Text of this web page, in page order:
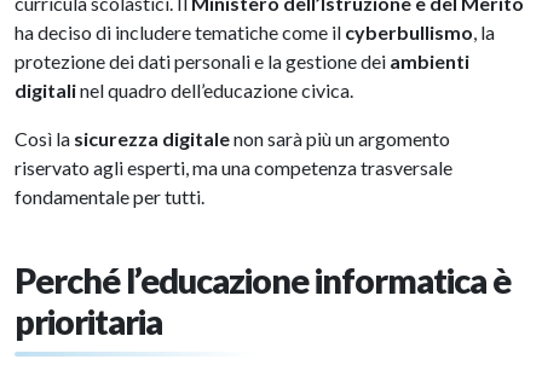
ha deciso di includere tematiche come il cyberbullismo , la
protezione dei dati personali e la gestione dei ambienti
digitalinel quadro dell’educazione civica.
Così la sicurezza digitalenon sarà più un argomento
riservato agli esperti, ma una competenza trasversale
fondamentale per tutti.
Perché l’educazione informatica è
prioritaria